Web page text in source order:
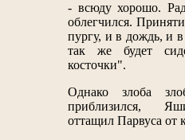
- всюду хорошо.
облегчился.
пургу, и в дождь, и
так же будет
косточки".
Однако злоба
приблизился,
оттащил Парвуса от